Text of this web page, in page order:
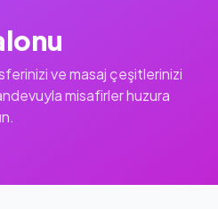
ve masaj çeşitlerinizi
misafirler huzura